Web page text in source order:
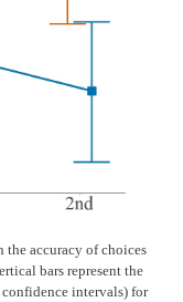
the accuracy of choices
bars represent the
intervals) for